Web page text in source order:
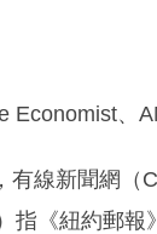
Economist、
線新聞網（
指《紐約郵